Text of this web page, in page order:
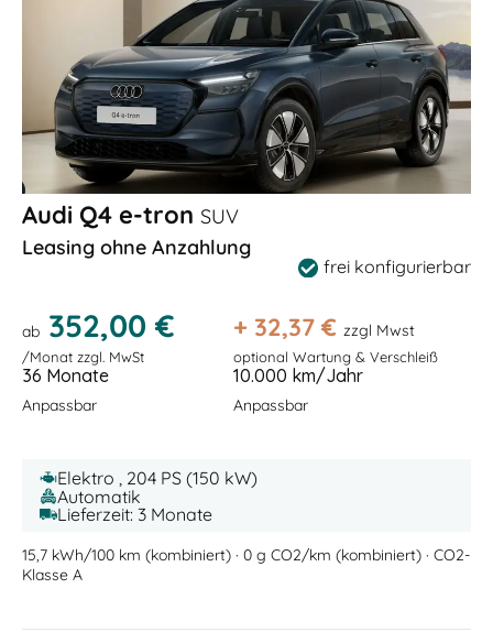
Audi Q4 e-tron SUV
Leasing ohne Anzahlung
frei konfigurierbar
ab 352,00 €
/Monat zzgl. MwSt
+ 32,37€ zzgl Mwst
optional Wartung & Verschleiß
36 Monate
Anpassbar
10.000 km/Jahr
Anpassbar
Elektro , 204 PS (150 kW)
Automatik
Lieferzeit: 3 Monate
15,7 kWh/100 km (kombiniert) · 0 g CO2/km (kombiniert) · CO2-
Klasse A